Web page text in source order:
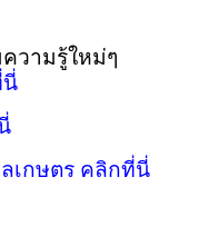
นี่
เกษตร คลิกที่นี่